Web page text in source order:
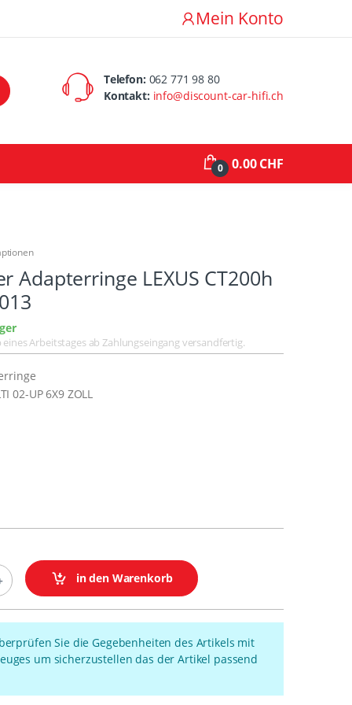
Mein Konto
Telefon: 062 771 98 80
Kontakt: info@discount-car-hifi.ch
0 0.00 CHF
Adapterringe LEXUS CT200h
Arbeitstages ab Zahlungseingang versandfertig.
02-UP 6X9 ZOLL
in den Warenkorb
Sie die Gegebenheiten des Artikels mit
um sicherzustellen das der Artikel passend